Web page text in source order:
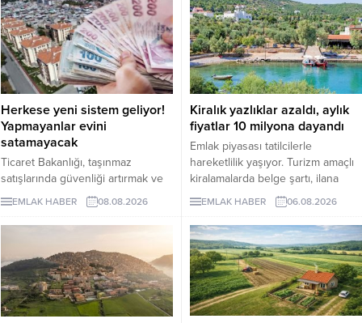
Herkese yeni sistem geliyor!
Yapmayanlar evini
satamayacak
Ticaret Bakanlığı, taşınmaz
satışlarında güvenliği artırmak ve
dolandırıcılık riskini azaltmak
amacıyla hayata geçireceği
Güvenli Ödeme Sistemi'nin
2026'ya erteledi. Düzenlemeyle
birlikte konut ve diğer taşınmaz
alım satımlarında ödeme
işlemlerinin daha güvenli bir
EMLAK HABER 08.08.2026
Kiralık yazlıklar azaldı, aylık
fiyatlar 10 milyona dayandı
Emlak piyasası tatilcilerle
hareketlilik yaşıyor. Turizm amaçlı
kiralamalarda belge şartı, ilana
çıkan günlük kiralık mülk sayısını 7
binin altına düşürürken, fiyatlar da
yukarı çıktı. Akdeniz ve Ege’de
yazlıkların günlük kirası 6 bin lira
ile 75 bin lira arasında değişti.
Lüks villaların aylık kira tutarları 10
milyon liraya kadar yükseldi.
Sektör...
EMLAK HABER 06.08.2026